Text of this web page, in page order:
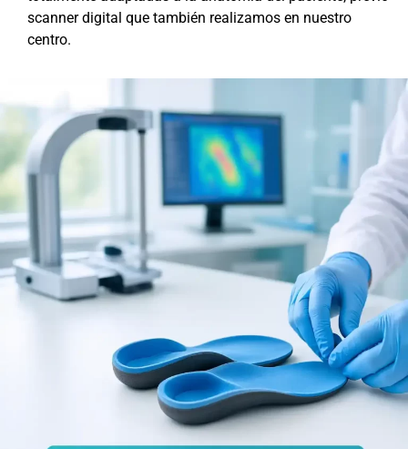
scanner digital que también realizamos en nuestro
centro.